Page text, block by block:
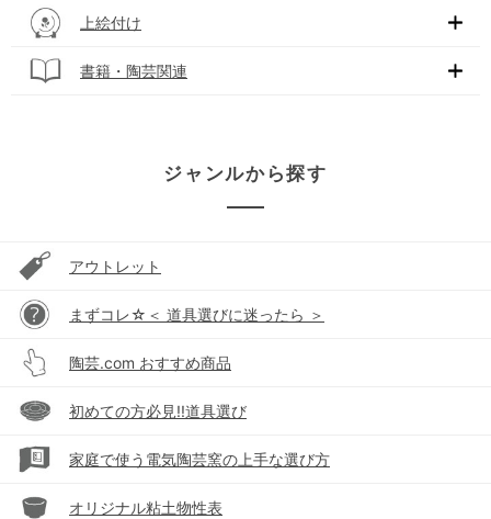
上絵付け
書籍・陶芸関連
ジャンルから探す
アウトレット
まずコレ☆＜ 道具選びに迷ったら ＞
陶芸.com おすすめ商品
初めての方必見!!道具選び
家庭で使う電気陶芸窯の上手な選び方
オリジナル粘土物性表